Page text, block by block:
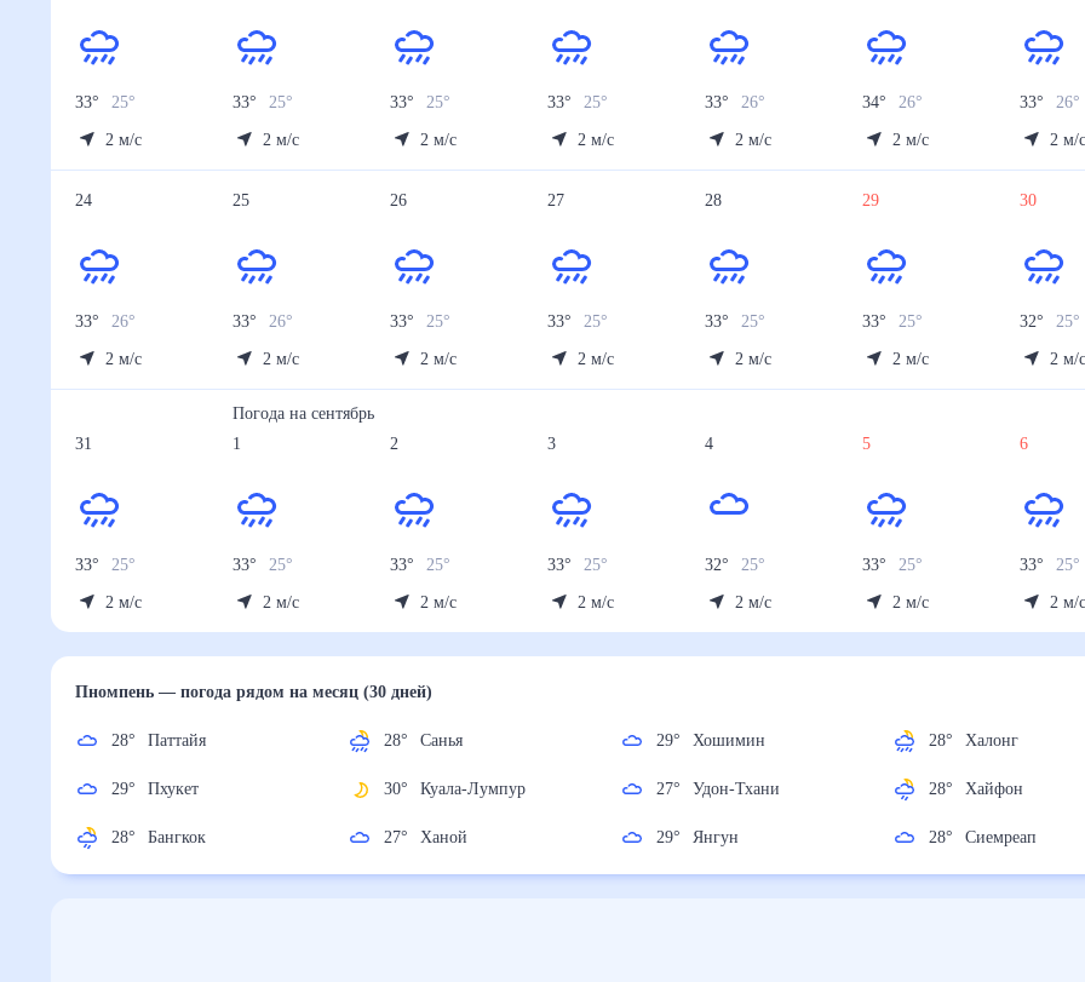
33° 25°
2 м/с
33° 25°
2 м/с
33° 25°
2 м/с
33° 25°
2 м/с
33° 26
2 м/с
34° 26
2 м/с
33° 26
2 м/
24
33° 26
2 м/с
25
33° 26
2 м/с
26
33° 25°
2 м/с
27
33° 25°
2 м/с
28
33° 25°
2 м/с
29
33° 25°
2 м/с
30
32° 25°
2 м/
31
33° 25°
2 м/с
Погода насентябрь
1
33° 25°
2 м/с
2
33° 25°
2 м/с
3
33° 25°
2 м/с
4
32° 25°
2 м/с
5
33° 25°
2 м/с
6
33° 25°
2 м/
Пномпень— погода рядомна месяц (30 дней)
28° Паттайя
29° Пхукет
28° Бангкок
28° Санья
30° Куала-Лумпур
27° Ханой
29° Хошимин
27° Удон-Тхани
29° Янгун
28° Халонг
28° Хайфон
28° Сиемреап